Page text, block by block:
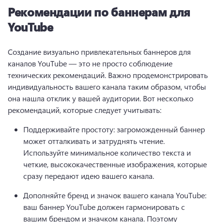
Рекомендации по баннерам для
YouTube
Создание визуально привлекательных баннеров для
каналов YouTube — это не просто соблюдение
технических рекомендаций. Важно продемонстрировать
индивидуальность вашего канала таким образом, чтобы
она нашла отклик у вашей аудитории. Вот несколько
рекомендаций, которые следует учитывать:
Поддерживайте простоту: загроможденный баннер
Используйте минимальное количество текста и
четкие, высококачественные изображения, которые
сразу передают идею вашего канала.
Дополняйте бренд и значок вашего канала YouTube:
ваш баннер YouTube должен гармонировать с
вашим брендом и значком канала. Поэтому